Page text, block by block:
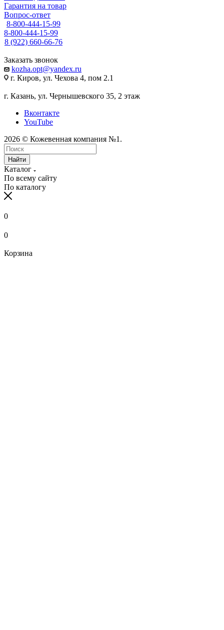
Гарантия на товар
Вопрос-ответ
8-800-444-15-99
8-800-444-15-99
8 (922) 660-66-76
Заказать звонок
kozha.opt@yandex.ru
г. Киров, ул. Чехова 4, пом 2.1
г. Казань, ул. Чернышевского 35, 2 этаж
Вконтакте
YouTube
2026 © Кожевенная компания №1.
Найти
Каталог
По всему сайту
По каталогу
0
0
Корзина